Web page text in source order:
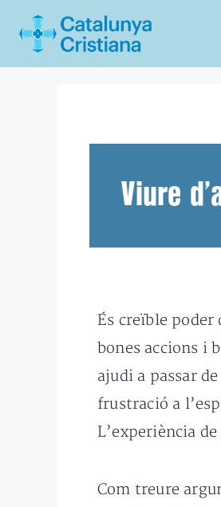
Viure
És creïble
bones accions i
ajudi a passar
frustració a
L’experiència
Com treure